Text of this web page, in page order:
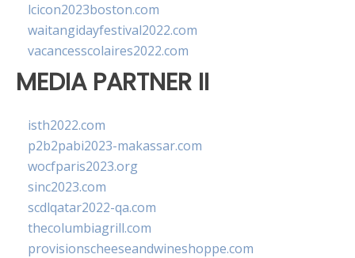
lcicon2023boston.com
waitangidayfestival2022.com
vacancesscolaires2022.com
MEDIA PARTNER II
isth2022.com
p2b2pabi2023-makassar.com
wocfparis2023.org
sinc2023.com
scdlqatar2022-qa.com
thecolumbiagrill.com
provisionscheeseandwineshoppe.com